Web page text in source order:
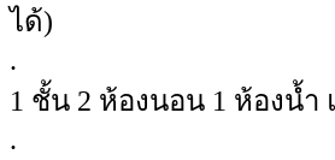
ได้)
.
1 ชั้น 2 ห้องนอน 1 ห้องน้ำ
.